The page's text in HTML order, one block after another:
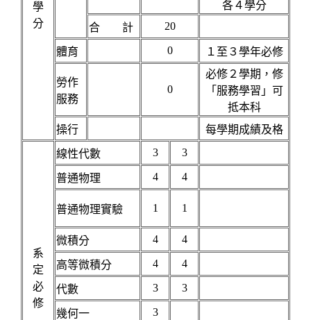
學
分
各４學分
合 計
20
體育 0 １至３學年必修
勞作
服務
0
必修２學期，修
「服務學習」可
抵本科
操行
每學期成績及格
系
定
必
修
線性代數 3 3
普通物理 4 4
普通物理實驗 1 1
微積分 4 4
高等微積分 4 4
代數 3 3
幾何一 3